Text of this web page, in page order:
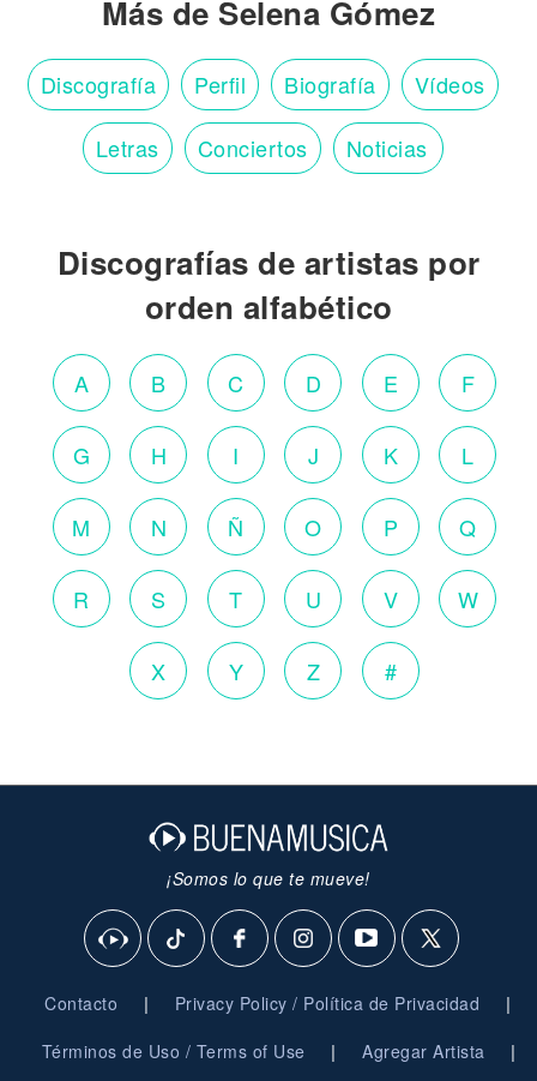
Más de Selena Gómez
Discografía Perfil Biografía Vídeos
Letras Conciertos Noticias
Discografías de artistas por
orden alfabético
A B C D E F
G H I J K L
M N Ñ O P Q
R S T U V W
X Y Z #
¡Somos lo que te mueve!
Contacto | Privacy Policy / Política de Privacidad |
Términos de Uso / Terms of Use | Agregar Artista |